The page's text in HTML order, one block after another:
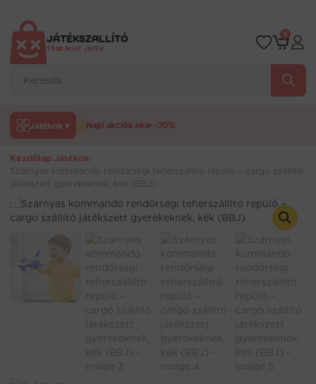
tartalomraJÁTÉKSZALLÍTÓ
TÖBB MINT JÁTÉK
search
0
Játékok ▾ Napi akciók akár -70%
Kezdőlap Játékok
Szárnyas kommandó rendőrségi teherszállító repülő – cargo szállító
játékszett gyerekeknek, kék (BBJ)